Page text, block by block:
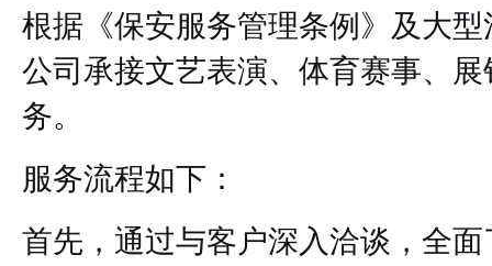
根据《保安服务管理条例》及大
公司承接文艺表演、体育赛事、
务。
服务流程如下：
首先，通过与客户深入洽谈，全